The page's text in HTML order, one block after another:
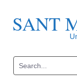
contentSANT